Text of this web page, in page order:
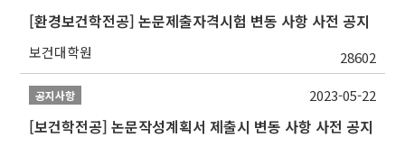
[환경보건학전공] 논문제출자격시험 변동 사항 사전 공지
보건대학원 28602
공지사항
[보건학전공] 논문작성계획서 제출시 변동 사항 사전 공지
2023-05-22